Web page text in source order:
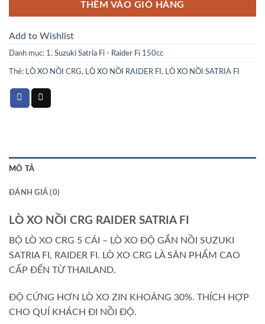
THÊM VÀO GIỎ HÀNG
Add to Wishlist
Danh mục: 1. Suzuki Satria Fi - Raider Fi 150cc
Thẻ: LÒ XO NỒI CRG, LÒ XO NỒI RAIDER FI , LÒ XO NỒI SATRIA FI
MÔ TẢ
ĐÁNH GIÁ (0)
LÒ XO NỒI CRG RAIDER SATRIA FI
BỘ LÒ XO CRG 5 CÁI – LÒ XO ĐỘ GẮN NỒI SUZUKI
SATRIA FI, RAIDER FI. LÒ XO CRG LÀ SẢN PHẨM CAO
CẤP ĐẾN TỪ THAILAND.
ĐỘ CỨNG HƠN LÒ XO ZIN KHOẢNG 30%. THÍCH HỢP
CHO QUÍ KHÁCH ĐI NỒI ĐỘ.